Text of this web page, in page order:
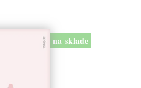
na sklade